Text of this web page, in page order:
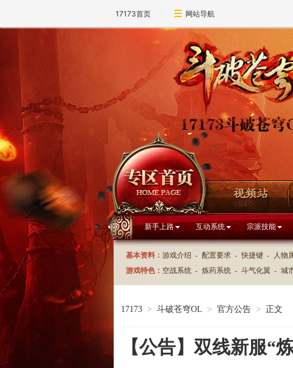
17173首页 网站导航
新手上路 互动系统 宗派技能
基本资料： 游戏介绍 - 配置要求 - 快捷键 - 人物
游戏特色： 空战系统 - 炼药系统 - 斗气化翼 - 城
17173 > 斗破苍穹OL > 官方公告 > 正文
【公告】双线新服“